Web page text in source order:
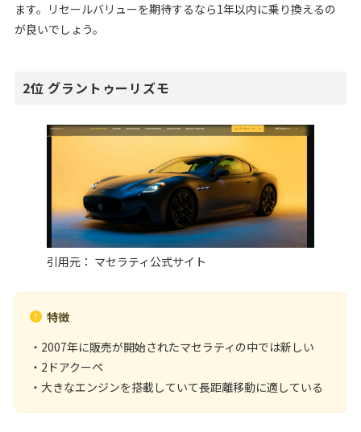
ます。リセールバリューを期待するなら1年以内に乗り換えるの
が良いでしょう。
2位 グラントゥーリズモ
引用元： マセラティ公式サイト
特徴
・2007年に販売が開始されたマセラティの中では新しい
・2ドアクーペ
・大きなエンジンを搭載していて長距離移動に適している